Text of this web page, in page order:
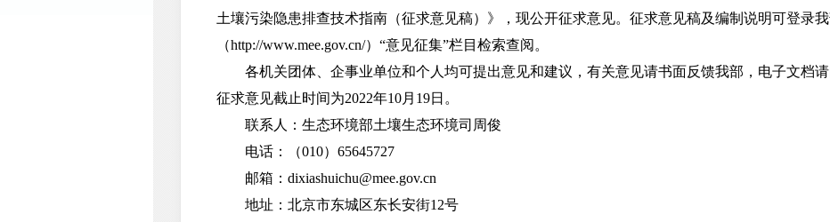
土壤污染隐患排查技术指南（征求意见稿）》，现公开征求意见。征求意见稿及编制说明可登录
（http://www.mee.gov.cn/）“意见征集”栏目检索查阅。
各机关团体、企事业单位和个人均可提出意见和建议，有关意见请书面反馈我部，电子文档请
征求意见截止时间为2022年10月19日。
联系人：生态环境部土壤生态环境司周俊
电话：（010）65645727
邮箱：dixiashuichu@mee.gov.cn
地址：北京市东城区东长安街12号